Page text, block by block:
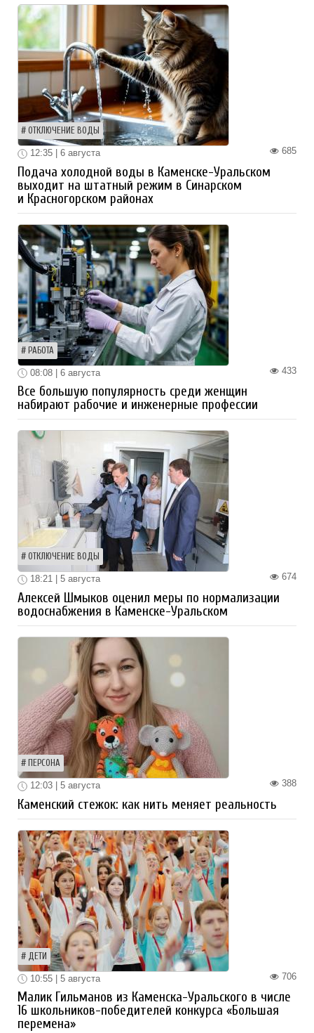
ОТКЛЮЧЕНИЕ ВОДЫ
685
12:35 | 6 августа
Подача холодной воды в Каменске-Уральском
выходит на штатный режим в Синарском
и Красногорском районах
РАБОТА
433
08:08 | 6 августа
Все большую популярность среди женщин
набирают рабочие и инженерные профессии
ОТКЛЮЧЕНИЕ ВОДЫ
674
18:21 | 5 августа
Алексей Шмыков оценил меры по нормализации
водоснабжения в Каменске-Уральском
ПЕРСОНА
388
12:03 | 5 августа
Каменский стежок: как нить меняет реальность
ДЕТИ
706
10:55 | 5 августа
Малик Гильманов из Каменска-Уральского в числе
16 школьников-победителей конкурса «Большая
перемена»